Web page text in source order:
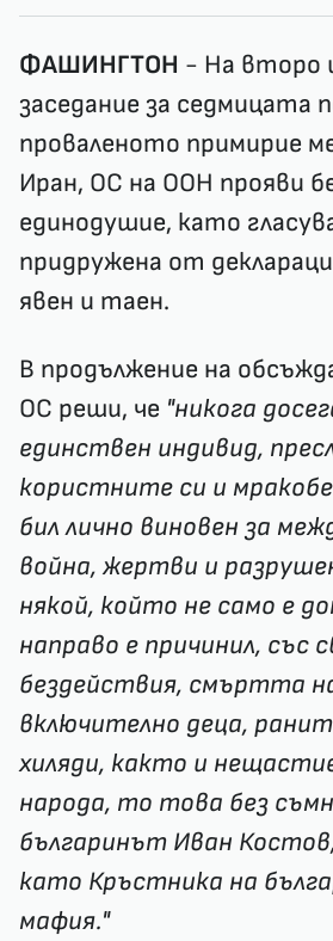
ФАШИНГТОН - На второ
заседание за седмицата
проваленото примирие
Иран, ОС на ООН прояви
единодушие, като
придружена от
явен и таен.
В продължение на
ОС реши, че "никога
единствен индивид,
користните си и
бил лично виновен за
война, жертви и
някой, който не само е
направо е причинил, със
бездействия, смъртта
включително деца,
хиляди, както и
народа, то това без
българинът Иван
като Кръстника на
мафия."